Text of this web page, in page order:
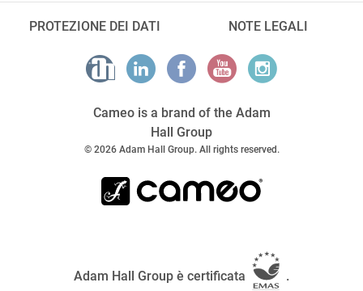
PROTEZIONE DEI DATI NOTE LEGALI
Cameo is a brand of the Adam
Hall Group
© 2026 Adam Hall Group. All rights reserved.
Adam Hall Group è certificata .